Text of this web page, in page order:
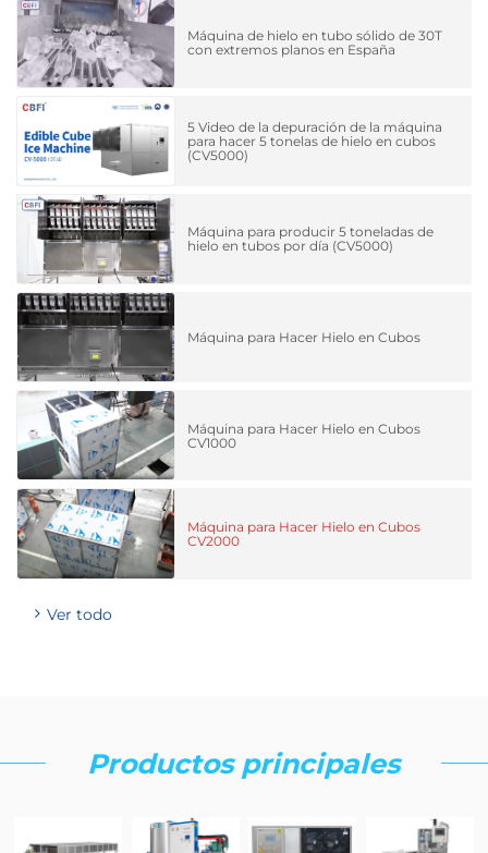
Máquina de hielo en tubo sólido de 30T
con extremos planos en España
5 Video de la depuración de la máquina
para hacer 5 tonelas de hielo en cubos
(CV5000)
Máquina para producir 5 toneladas de
hielo en tubos por día (CV5000)
Máquina para Hacer Hielo en Cubos
Máquina para Hacer Hielo en Cubos
CV1000
Máquina para Hacer Hielo en Cubos
CV2000
Ver todo
Productos principales